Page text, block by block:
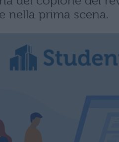
nella prima scena.